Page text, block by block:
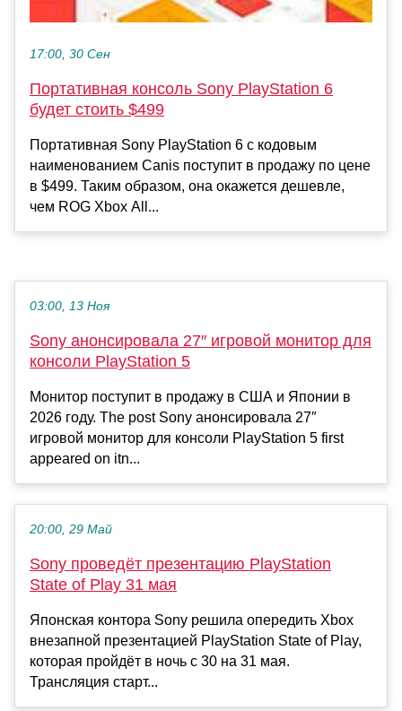
17:00, 30 Сен
Портативная консоль Sony PlayStation 6
будет стоить $499
Портативная Sony PlayStation 6 с кодовым
наименованием Canis поступит в продажу по цене
в $499. Таким образом, она окажется дешевле,
чем ROG Xbox All...
03:00, 13 Ноя
Sony анонсировала 27″ игровой монитор для
консоли PlayStation 5
Монитор поступит в продажу в США и Японии в
2026 году. The post Sony анонсировала 27″
игровой монитор для консоли PlayStation 5 first
appeared on itn...
20:00, 29 Май
Sony проведёт презентацию PlayStation
State of Play 31 мая
Японская контора Sony решила опередить Xbox
внезапной презентацией PlayStation State of Play,
которая пройдёт в ночь с 30 на 31 мая.
Трансляция старт...